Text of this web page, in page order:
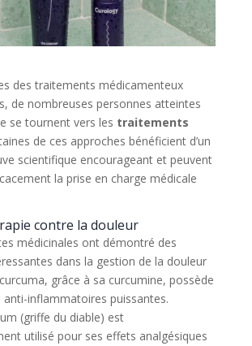
des traitements médicamenteux
de nombreuses personnes atteintes
se tournent vers les traitements
de ces approches bénéficient d’un
scientifique encourageant et peuvent
la prise en charge médicale
contre la douleur
médicinales ont démontré des
dans la gestion de la douleur
grâce à sa curcumine, possède
anti-inflammatoires puissantes.
(griffe du diable) est
utilisé pour ses effets analgésiques